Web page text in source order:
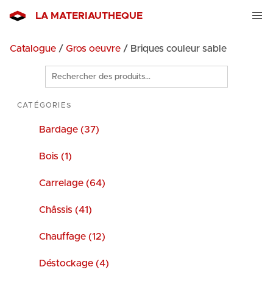
LA MATERIAUTHEQUE
Catalogue / Gros oeuvre / Briques couleur sable
Rechercher
des
produits
CATÉGORIES
Bardage (37)
Bois (1)
Carrelage (64)
Châssis (41)
Chauffage (12)
Déstockage (4)